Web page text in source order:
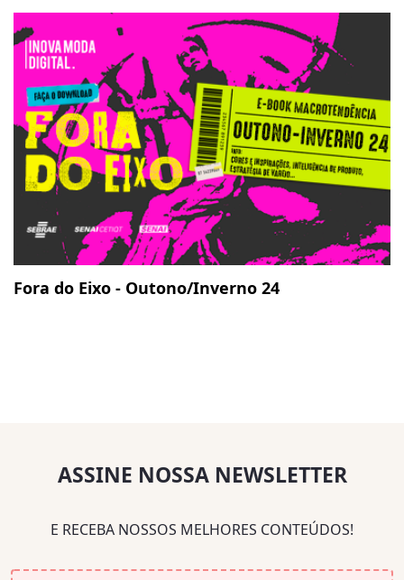
Fora do Eixo - Outono/Inverno 24
ASSINE NOSSA NEWSLETTER
E RECEBA NOSSOS MELHORES CONTEÚDOS!